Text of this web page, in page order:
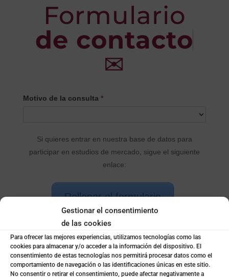
Gestionar el consentimiento
de las cookies
Para ofrecer las mejores experiencias, utilizamos tecnologías como las
cookies para almacenar y/o acceder a la información del dispositivo. El
consentimiento de estas tecnologías nos permitirá procesar datos como el
comportamiento de navegación o las identificaciones únicas en este sitio.
No consentir o retirar el consentimiento, puede afectar negativamente a
Formulario
de contacto
✉
CONTACTO
Motivo de la consulta *
Si quieres entrar en nuestra base de datos para
participar en estudios de mercado, sigue el siguiente
enlace:
Rellenar el formulario
Indica el motivo